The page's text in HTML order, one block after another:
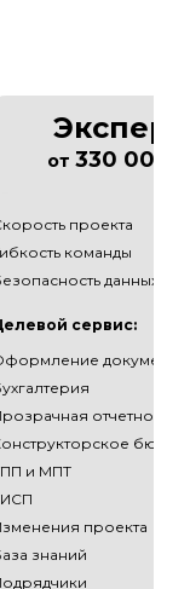
Эксперт
от 330 000
проекта
команды
данных
сервис:
отчетность
бюро
и МПТ
проекта
знаний